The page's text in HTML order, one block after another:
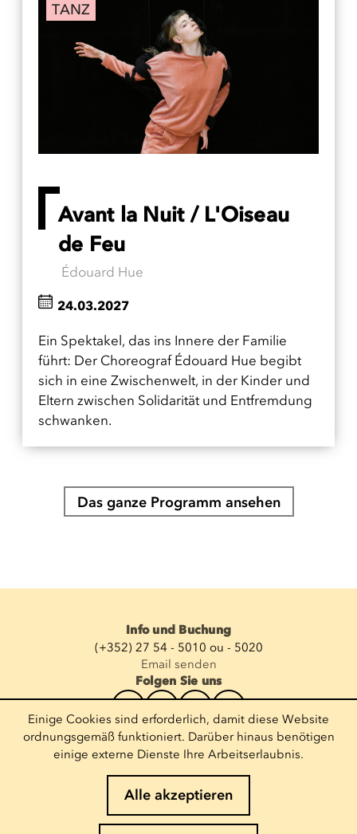
TANZ
Avant la Nuit / L'Oiseau
de Feu
Édouard Hue
Ein Spektakel, das ins Innere der Familie
führt: Der Choreograf Édouard Hue begibt
sich in eine Zwischenwelt, in der Kinder und
Eltern zwischen Solidarität und Entfremdung
schwanken.
24.03.2027
Das ganze Programm ansehen
Info und Buchung
(+352) 27 54 - 5010 ou - 5020
Email senden
Folgen Sie uns
Newsletter abonnieren
E-Mail eingeben
Einige Cookies sind erforderlich, damit diese Website
ordnungsgemäß funktioniert. Darüber hinaus benötigen
einige externe Dienste Ihre Arbeitserlaubnis.
Alle akzeptieren